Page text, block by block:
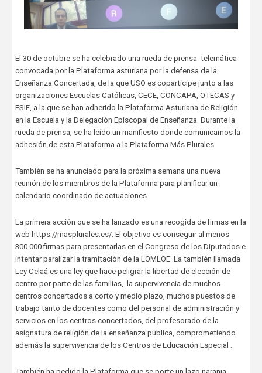
El 30 de octubre se ha celebrado una rueda de prensa telemática
convocada por la Plataforma asturiana por la defensa de la
Enseñanza Concertada, de la que USO es copartícipe junto a las
organizaciones Escuelas Católicas, CECE, CONCAPA, OTECAS y
FSIE, a la que se han adherido la Plataforma Asturiana de Religión
en la Escuela y la Delegación Episcopal de Enseñanza. Durante la
rueda de prensa, se ha leído un manifiesto donde comunicamos la
adhesión de esta Plataforma a la Plataforma Más Plurales.
También se ha anunciado para la próxima semana una nueva
reunión de los miembros de la Plataforma para planificar un
calendario coordinado de actuaciones.
La primera acción que se ha lanzado es una recogida de firmas en la
web https://masplurales.es/. El objetivo es conseguir al menos
300.000 firmas para presentarlas en el Congreso de los Diputados e
intentar paralizar la tramitación de la LOMLOE. La también llamada
Ley Celaá es una ley que hace peligrar la libertad de elección de
centro por parte de las familias, la supervivencia de muchos
centros concertados a corto y medio plazo, muchos puestos de
trabajo tanto de docentes como del personal de administración y
servicios en los centros concertados, del profesorado de la
asignatura de religión de la enseñanza pública, comprometiendo
además la supervivencia de los Centros de Educación Especial .